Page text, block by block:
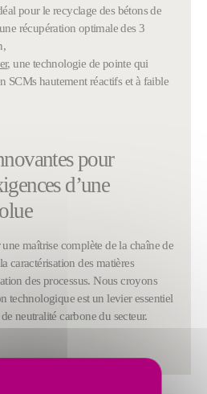
pour le recyclage des bétons de
récupération optimale des 3
, une technologie de pointe qui
SCMs hautement réactifs et à faible
pour
d’une
maîtrise complète de la chaîne de
caractérisation des matières
des processus. Nous croyons
technologique est un levier essentiel
neutralité carbone du secteur.